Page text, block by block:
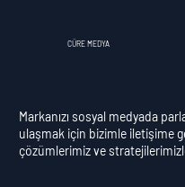
CÜRE MEDYA
Markanızı sosyal medyada
ulaşmak için bizimle iletişime
çözümlerimiz ve stratejilerimizle